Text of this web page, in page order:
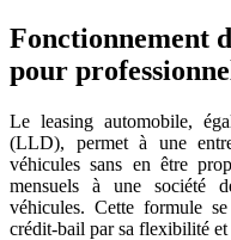
Fonctionnement
pour
Le leasing automobile,
(LLD), permet à une
véhicules sans en être
mensuels à une société
véhicules. Cette formule
crédit-bail par sa flexibilité